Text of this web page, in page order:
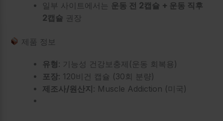
일부 사이트에서는 운동 전 2캡슐 + 운동 직후
2캡슐 권장
제품 정보
유형: 기능성 건강보충제(운동 회복용)
포장: 120비건 캡슐 (30회 분량)
제조사/원산지: Muscle Addiction (미국)